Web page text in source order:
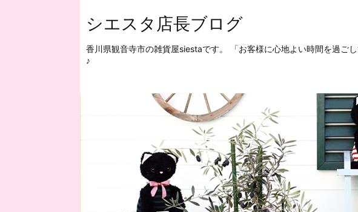
シエスタ店長ブログ
香川県観音寺市の雑貨屋siestaです。 「お客様に心地よい時間を過ご
♪